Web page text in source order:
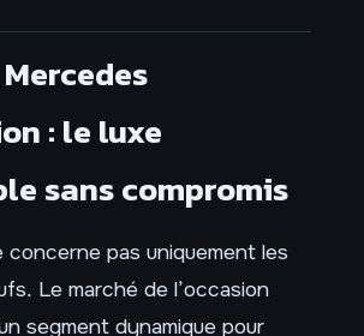
: le luxe
sans compromis
concerne pas uniquement les
Le marché de l’occasion
segment dynamique pour